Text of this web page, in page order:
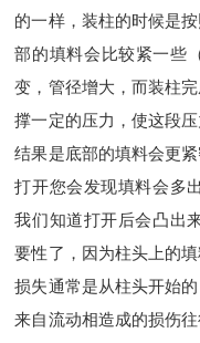
的一样，装柱的时候是
部的填料会比较紧一些
变，管径增大，而装柱
撑一定的压力，使这段
结果是底部的填料会更
打开您会发现填料会多
我们知道打开后会凸出
要性了，因为柱头上的
损失通常是从柱头开始
来自流动相造成的损伤